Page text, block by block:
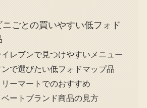
ごとの買いやすい低フォド
レブンで見つけやすいメニュー
ンで選びたい低フォドマップ品
ーマートでのおすすめ
ートブランド商品の見方